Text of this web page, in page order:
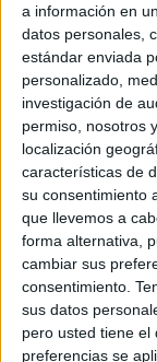
a información en
datos personales,
estándar enviada
personalizado,
investigación de
permiso, nosotros
localización
características de
su consentimiento
que llevemos a
forma alternativa,
cambiar sus
consentimiento.
sus datos
pero usted tiene el
preferencias se
Anunciante:
Producto:
Contacto
Sánchez,
Agencia: CLV
Directora de
Casariego
Directores
Alfonso
Directores de
Nuria Martín
Redactores:
Supervisora
Ejecutiva: